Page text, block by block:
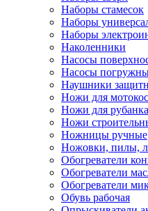
Наборы стамесок
Наборы
Наборы
Наколенники
Насосы
Насосы
Наушники
Ножи для мотокос
Ножи для
Ножи
Ножницы ручные
Ножовки, пилы,
Обогреватели
Обогреватели
Обогреватели
Обувь рабочая